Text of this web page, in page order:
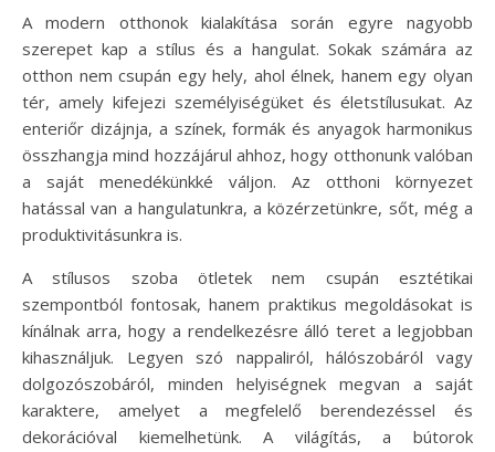
A modern otthonok kialakítása során egyre nagyobb
szerepet kap a stílus és a hangulat. Sokak számára az
otthon nem csupán egy hely, ahol élnek, hanem egy olyan
tér, amely kifejezi személyiségüket és életstílusukat. Az
enteriőr dizájnja, a színek, formák és anyagok harmonikus
összhangja mind hozzájárul ahhoz, hogy otthonunk valóban
a saját menedékünkké váljon. Az otthoni környezet
hatással van a hangulatunkra, a közérzetünkre, sőt, még a
produktivitásunkra is.
A stílusos szoba ötletek nem csupán esztétikai
szempontból fontosak, hanem praktikus megoldásokat is
kínálnak arra, hogy a rendelkezésre álló teret a legjobban
kihasználjuk. Legyen szó nappaliról, hálószobáról vagy
dolgozószobáról, minden helyiségnek megvan a saját
karaktere, amelyet a megfelelő berendezéssel és
dekorációval kiemelhetünk. A világítás, a bútorok